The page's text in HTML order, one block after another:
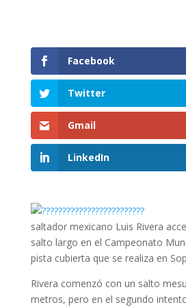
Facebook
Twitter
Gmail
LinkedIn
saltador mexicano Luis Rivera
salto largo en el Campeonato
pista cubierta que se realiza en
Rivera comenzó con un salto
metros, pero en el segundo